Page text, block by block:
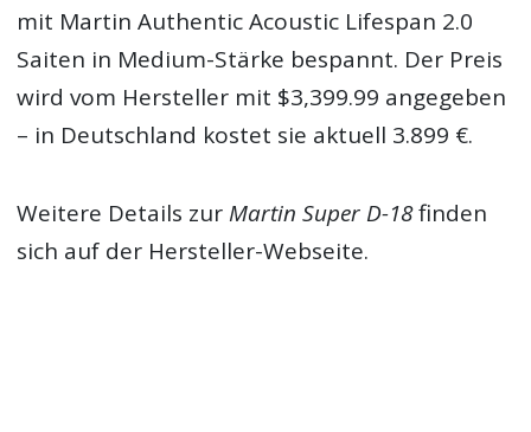
mit Martin Authentic Acoustic Lifespan 2.0
Saiten in Medium-Stärke bespannt. Der Preis
wird vom Hersteller mit $3,399.99 angegeben
– in Deutschland kostet sie aktuell 3.899 €.
Weitere Details zurMartin Super D-18finden
sich auf der Hersteller-Webseite.